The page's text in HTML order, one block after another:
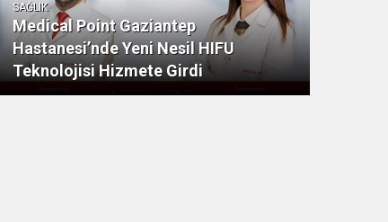
SAĞLIK
Medical Point Gaziantep
Hastanesi’nde Yeni Nesil HIFU
Teknolojisi Hizmete Girdi